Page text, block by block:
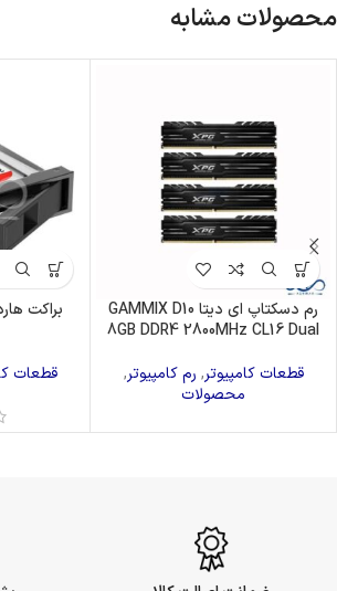
محصولات مشابه
رم دسکتاپ ای دیتا GAMMIX D10
8GB DDR4 2800MHz CL16 Dual
قطعات کامپیوتر, رم کامپیوتر,
محصولات
براکت
قطعات